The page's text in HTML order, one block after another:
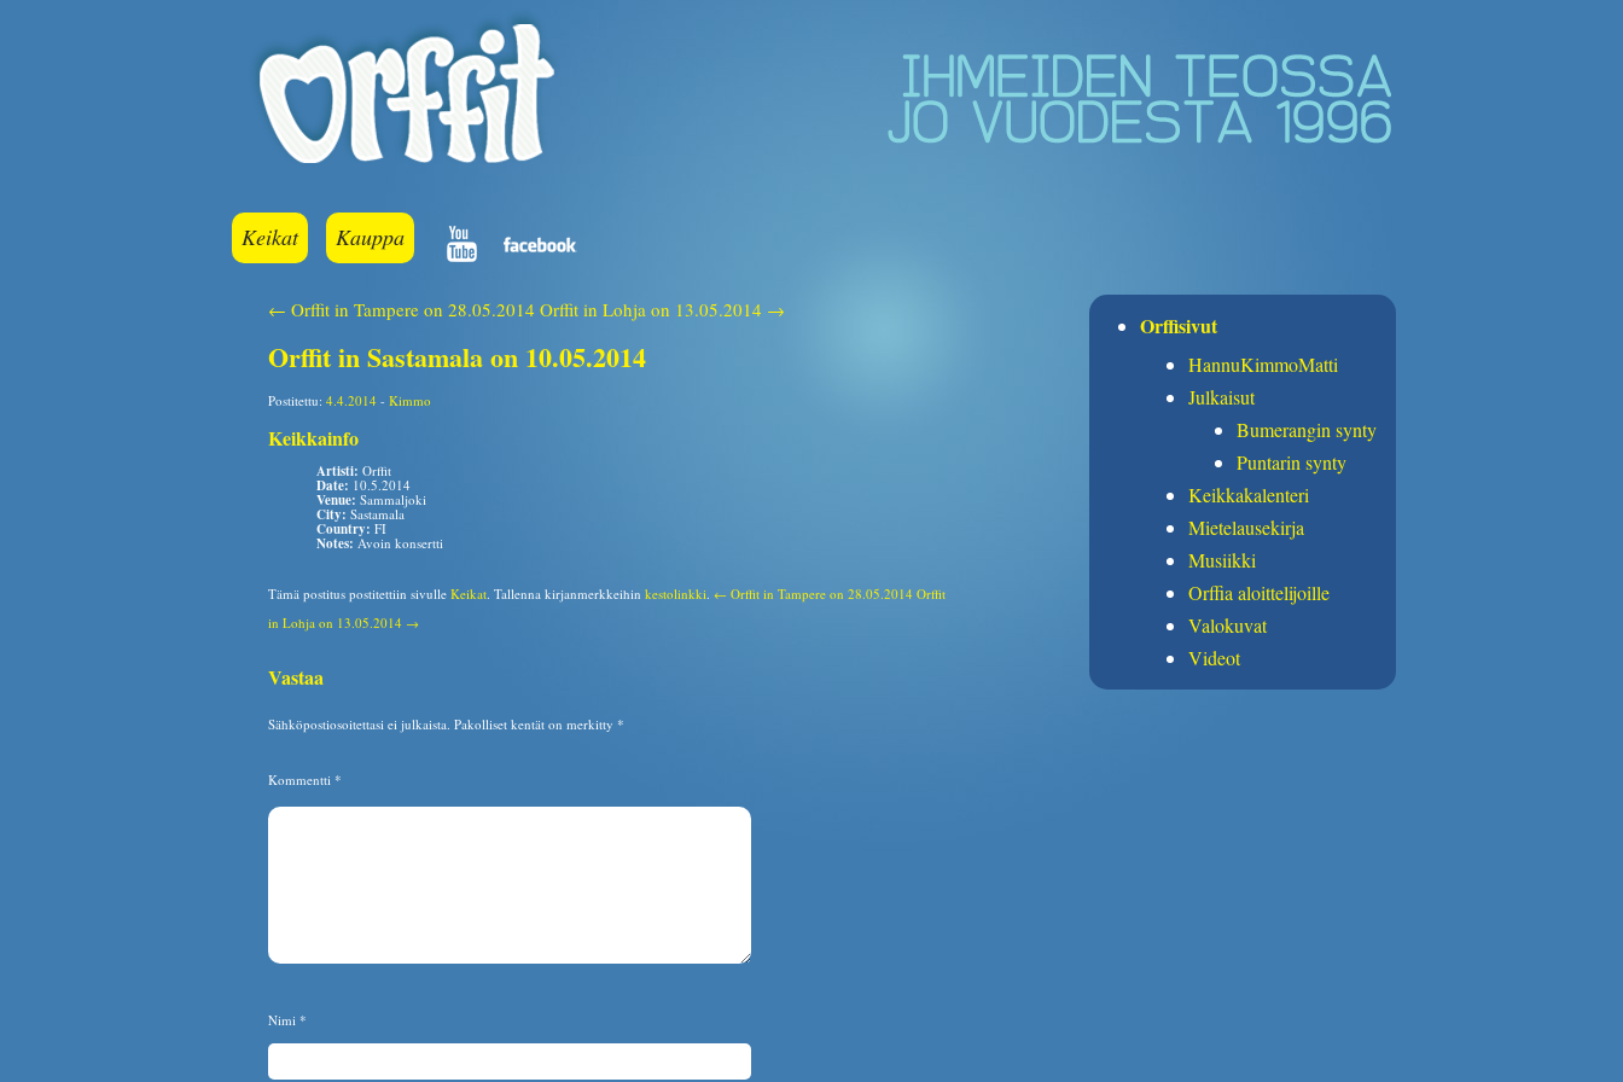
Keikat Kauppa
← Orffit in Tampere on 28.05.2014 Orffit in Lohja on 13.05.2014 →
Orffit in Sastamala on 10.05.2014
Postitettu: 4.4.2014 - Kimmo
Keikkainfo
Artisti: Orffit
Date: 10.5.2014
Venue: Sammaljoki
City: Sastamala
Country: FI
Notes: Avoin konsertti
Tämä postitus postitettiin sivulle Keikat. Tallenna kirjanmerkkeihin kestolinkki. ← Orffit in Tampere on 28.05.2014 Orffit
in Lohja on 13.05.2014 →
Vastaa
Sähköpostiosoitettasi ei julkaista. Pakolliset kentät on merkitty *
Kommentti *
Nimi *
Orffisivut
HannuKimmoMatti
Julkaisut
Bumerangin synty
Puntarin synty
Keikkakalenteri
Mietelausekirja
Musiikki
Orffia aloittelijoille
Valokuvat
Videot